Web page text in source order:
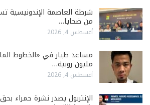
شرطة العاصمة الإندونيسية
من ضحايا…
أغسطس 4, 2026
مليون روبية…
أغسطس 4, 2026
الإنتربول يصدر نشرة حمراء